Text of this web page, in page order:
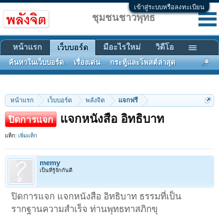
เข้าสู่ระบบหรือลงทะเบียน
หน้าแรก เว็บบอร์ด พลังจิต แจกฟรี
ปิดการแจก แจกหนังสือ อิทธิบาท
แท็ก: เพิ่มแท็ก
memy
เป็นที่รู้จักกันดี
ปิดการแจก แจกหนังสือ อิทธิบาท ธรรมที่เป็น
รากฐานความสำเร็จ ท่านพุทธทาสภิกขุ
ชุมชนชาวพุทธ
หน้าแรก เว็บบอร์ด
ค้นหาในเว็บบอร์ด เรื่องเด่น กระทู้และโพสต์ล่าสุด
มีอะไรใหม่ วิดีโอ